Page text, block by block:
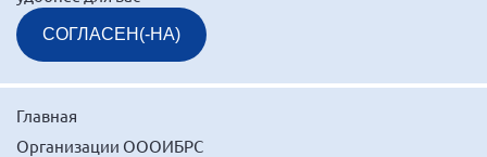
СОГЛАСЕН(-НА)
Главная
Организации ОООИБРС